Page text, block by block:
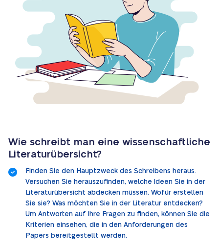
Wie schreibt man eine wissenschaftliche
Literaturübersicht?
Finden Sie den Hauptzweck des Schreibens heraus.
Versuchen Sie herauszufinden, welche Ideen Sie in der
Literaturübersicht abdecken müssen. Wofür erstellen
Sie sie? Was möchten Sie in der Literatur entdecken?
Um Antworten auf Ihre Fragen zu finden, können Sie die
Kriterien einsehen, die in den Anforderungen des
Papers bereitgestellt werden.